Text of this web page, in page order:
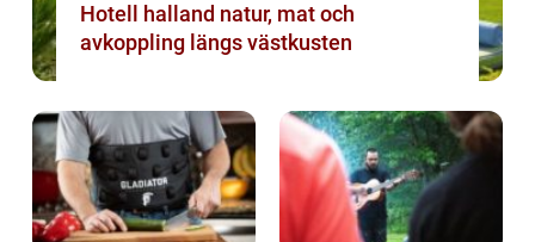
Hotell halland natur, mat och
avkoppling längs västkusten